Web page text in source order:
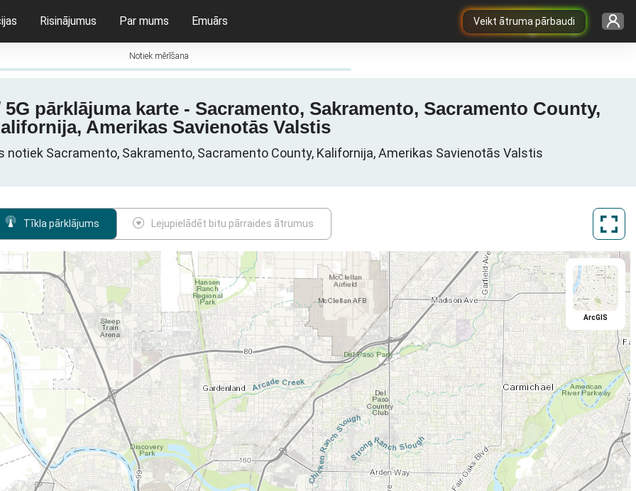
Veikt ātruma pārbaudi
Risinājumus Par mums Emuārs
Notiek mērīšana
pārklājuma karte - Sacramento, Sakramento, Sacramento County,
Amerikas Savienotās Valstis
Sacramento, Sakramento, Sacramento County, Kalifornija, Amerikas Savienotās Valstis
Tīkla pārklājums Lejupielādēt bitu pārraides ātrumus
ArcGIS